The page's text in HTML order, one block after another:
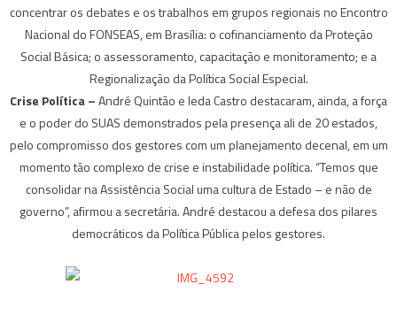
concentrar os debates e os trabalhos em grupos regionais no Encontro
Nacional do FONSEAS, em Brasília: o cofinanciamento da Proteção
Social Básica; o assessoramento, capacitação e monitoramento; e a
Regionalização da Política Social Especial.
Crise Política –André Quintão e Ieda Castro destacaram, ainda, a força
e o poder do SUAS demonstrados pela presença ali de 20 estados,
pelo compromisso dos gestores com um planejamento decenal, em um
momento tão complexo de crise e instabilidade política. “Temos que
consolidar na Assistência Social uma cultura de Estado – e não de
governo”, afirmou a secretária. André destacou a defesa dos pilares
democráticos da Política Pública pelos gestores.